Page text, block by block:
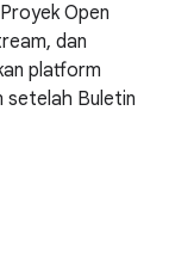
Open
dan
platform
setelah Buletin